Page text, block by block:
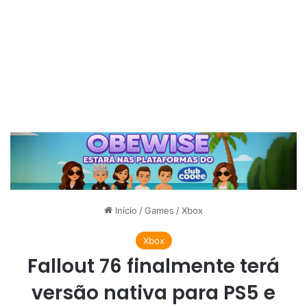
Início /Games /Xbox
Xbox
Fallout 76 finalmente terá
versão nativa para PS5 e